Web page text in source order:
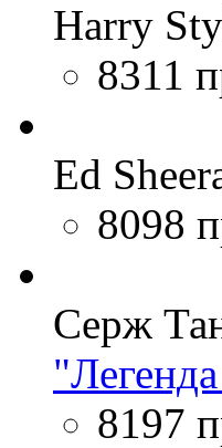
Harry
8311
Ed
8098
Серж
8197